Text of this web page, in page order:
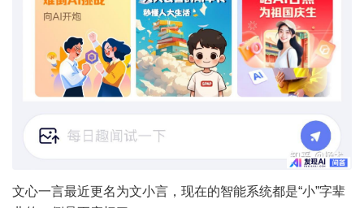
文心一言最近更名为文小言，现在的智能系统都是“小”字辈